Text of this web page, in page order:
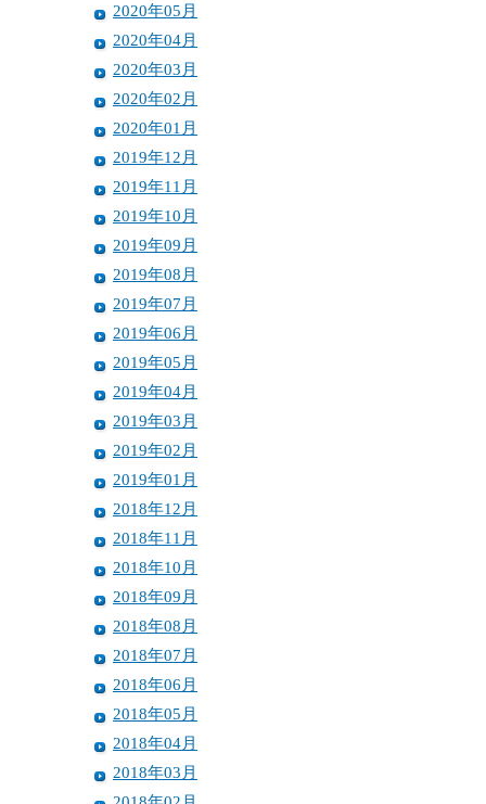
2020年05月
2020年04月
2020年03月
2020年02月
2020年01月
2019年12月
2019年11月
2019年10月
2019年09月
2019年08月
2019年07月
2019年06月
2019年05月
2019年04月
2019年03月
2019年02月
2019年01月
2018年12月
2018年11月
2018年10月
2018年09月
2018年08月
2018年07月
2018年06月
2018年05月
2018年04月
2018年03月